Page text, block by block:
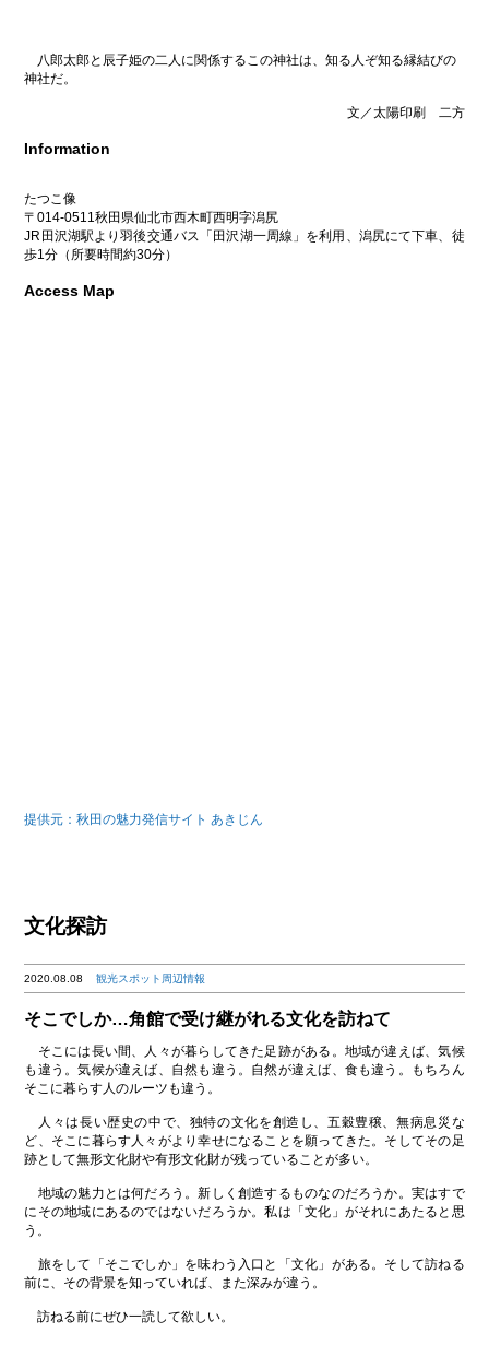
八郎太郎と辰子姫の二人に関係するこの神社は、知る人ぞ知る縁結びの
神社だ。
文／太陽印刷 二方
Information
たつこ像
〒014-0511秋田県仙北市西木町西明字潟尻
JR田沢湖駅より羽後交通バス「田沢湖一周線」を利用、潟尻にて下車、徒
歩1分（所要時間約30分）
Access Map
提供元：秋田の魅力発信サイト あきじん
文化探訪
2020.08.08観光スポット周辺情報
そこでしか…角館で受け継がれる文化を訪ねて
そこには長い間、人々が暮らしてきた足跡がある。地域が違えば、気候
も違う。気候が違えば、自然も違う。自然が違えば、食も違う。もちろん
そこに暮らす人のルーツも違う。
人々は長い歴史の中で、独特の文化を創造し、五穀豊穣、無病息災な
ど、そこに暮らす人々がより幸せになることを願ってきた。そしてその足
跡として無形文化財や有形文化財が残っていることが多い。
地域の魅力とは何だろう。新しく創造するものなのだろうか。実はすで
にその地域にあるのではないだろうか。私は「文化」がそれにあたると思
う。
旅をして「そこでしか」を味わう入口と「文化」がある。そして訪ねる
前に、その背景を知っていれば、また深みが違う。
訪ねる前にぜひ一読して欲しい。